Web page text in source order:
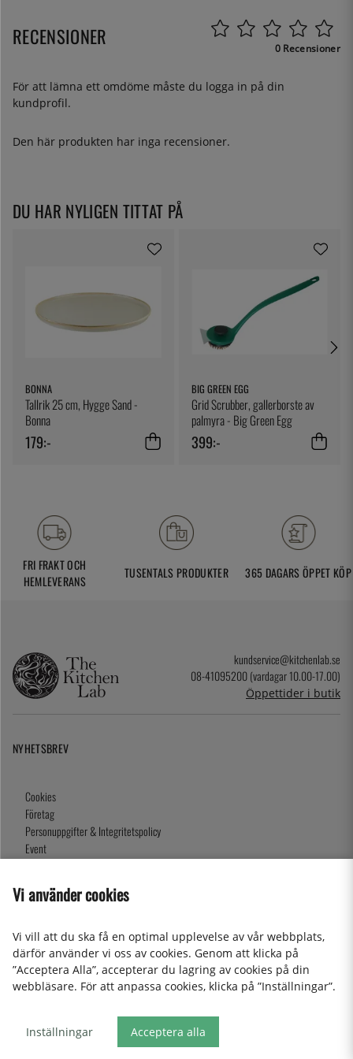
RECENSIONER 0 Recensioner
För att lämna ett omdöme måste du logga in på din
kundprofil.
Den här produkten har inga recensioner.
DU HAR NYLIGEN TITTAT PÅ
BONNA
Tallrik 25 cm, Hygge Sand -
Bonna
179:-
BIG GREEN EGG
Grid Scrubber, gallerborste av
palmyra - Big Green Egg
399:-
FRI FRAKT OCH
HEMLEVERANS
TUSENTALS PRODUKTER 365 DAGARS ÖPPET KÖP
kundservice@kitchenlab.se
08-41095200 (vardagar 10.00-17.00)
Öppettider i butik
NYHETSBREV
Cookies
Företag
Personuppgifter & Integritetspolicy
Event
Presentkort
2026 KitchenLab AB
Vi använder cookies
Vi vill att du ska få en optimal upplevelse av vår webbplats,
därför använder vi oss av cookies. Genom att klicka på
”Acceptera Alla”, accepterar du lagring av cookies på din
webbläsare. För att anpassa cookies, klicka på ”Inställningar”.
Inställningar Acceptera alla